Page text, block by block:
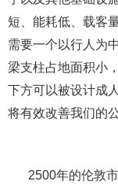
短、能耗低、载客
需要一个以行人为
梁支柱占地面积小
下方可以被设计成
将有效改善我们的
2500年的伦敦